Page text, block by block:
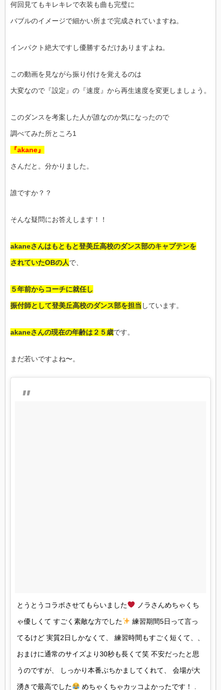
何回見てもキレキレで衣装も曲も完璧に
バブルのイメージで細かい所まで完成されていますね。
インパクト絶大ですし優勝するだけありますよね。
この動画を見ながら振り付けを覚えるのは
大変なので『設定』の『速度』から再生速度を変更しましょう。
このダンスを考案した人が誰なのか気になったので
調べてみた所ところ1
『akane』
さんだと。分かりました。
誰ですか？？
そんな疑問にお答えします！！
akaneさんはもともと登美丘高校のダンス部のキャプテンを
されていたOBの人で、
５年前からコーチに就任し
振付師として登美丘高校のダンス部を担当 しています。
akaneさんの現在の年齢は２５歳です。
まだ若いですよね〜。
とうとうコラボさせてもらいました ノラさんめちゃくち
ゃ優しくて すごく素敵な方でした 練習期間5日って言っ
てるけど 実質2日しかなくて、 練習時間もすごく短くて、、
おまけに通常のサイズより30秒も長くて笑 不安だったと思
うのですが、 しっかり本番ぶちかましてくれて、 会場が大
湧きで最高でした めちゃくちゃカッコよかったです！ .